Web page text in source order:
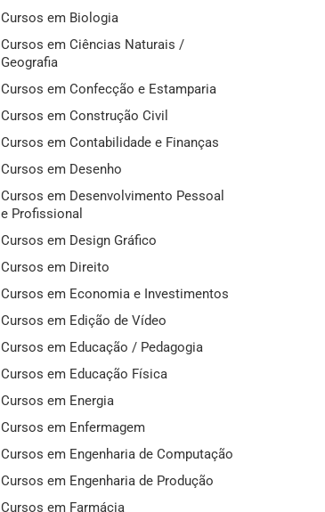
Cursos em Biologia
Cursos em Ciências Naturais /
Geografia
Cursos em Confecção e Estamparia
Cursos em Construção Civil
Cursos em Contabilidade e Finanças
Cursos em Desenho
Cursos em Desenvolvimento Pessoal
e Profissional
Cursos em Design Gráfico
Cursos em Direito
Cursos em Economia e Investimentos
Cursos em Edição de Vídeo
Cursos em Educação / Pedagogia
Cursos em Educação Física
Cursos em Energia
Cursos em Enfermagem
Cursos em Engenharia de Computação
Cursos em Engenharia de Produção
Cursos em Farmácia